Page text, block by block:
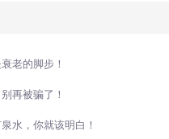
老的脚步！
再被骗了！
水，你就该明白！